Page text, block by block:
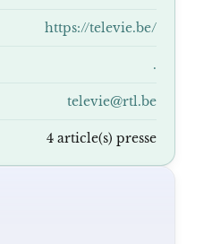
https://televie.be/
.
televie@rtl.be
4 article(s) presse